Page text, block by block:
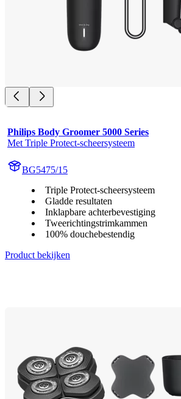
Philips Body Groomer 5000 Series
Met Triple Protect-scheersysteem
BG5475/15
Triple Protect-scheersysteem
Gladde resultaten
Inklapbare achterbevestiging
Tweerichtingstrimkammen
100% douchebestendig
Product bekijken